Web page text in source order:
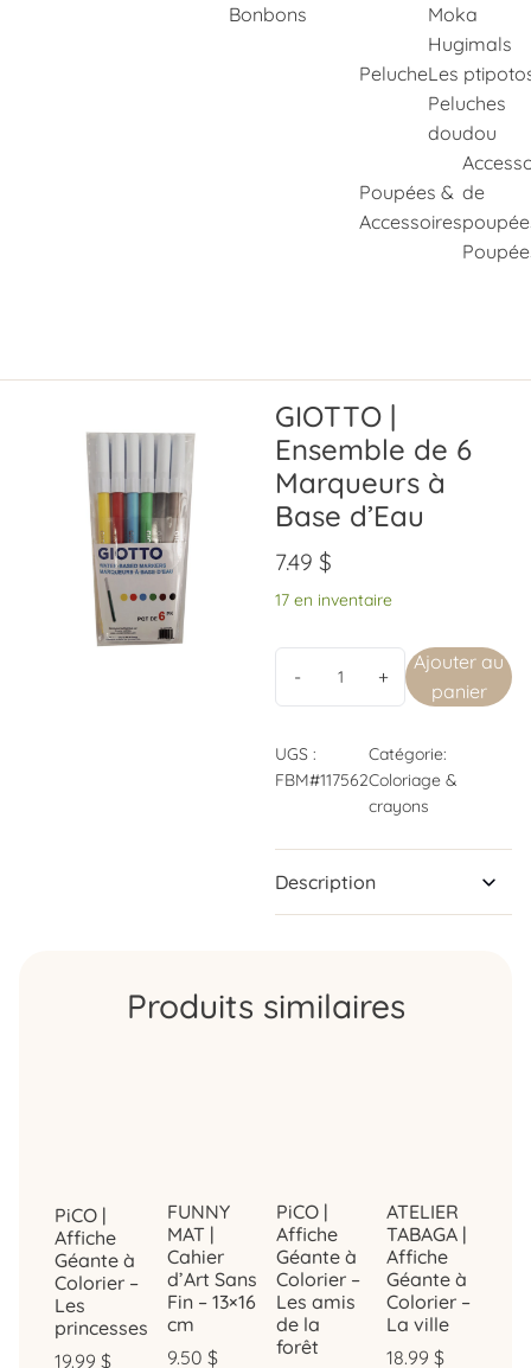
Bonbons
Peluche
Moka
Hugimals
Les
Peluches
doudou
Poupées &
Accessoires
de
GIOTTO |
Ensemble de 6
Marqueurs à
Base d’Eau
7.49$
17 en inventaire
Ajouter au
panier
UGS :
FBM#117562
Catégorie:
Coloriage &
crayons
Description
Produits similaires
PiCO |
Affiche
Géante à
Colorier –
Les
princesses
19.99 $
FUNNY
MAT |
Cahier
d’Art Sans
Fin – 13×16
cm
9.50 $
PiCO |
Affiche
Géante à
Colorier –
Les amis
de la
forêt
ATELIER
TABAGA |
Affiche
Géante à
Colorier –
La ville
18.99 $